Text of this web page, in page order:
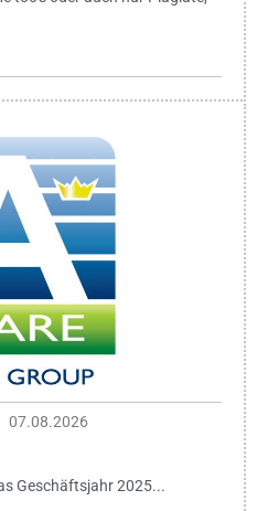
07.08.2026
Geschäftsjahr 2025...